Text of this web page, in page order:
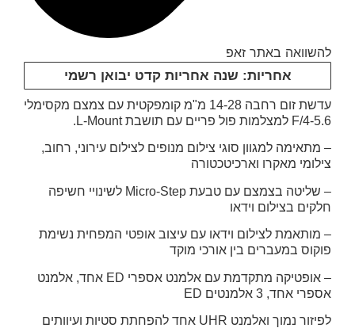
להשוואה באתר זאפ
אחריות: שנה אחריות קדט יבואן רשמי
עדשת זום רחבה 14-28 מ"מ קומפקטית עם צמצם מקסימלי
F/4-5.6 למצלמות פול פריים עם תושבת L-Mount.
– מתאימה למגוון סוגי צילום מנופים לצילום עירוני, רחוב,
צילומי מאקרו וארכיטכטורה
– שליטה בצמצם עם טבעת Micro-Step לשינויי חשיפה
חלקים בצילום וידאו
– מותאמת לצילום וידאו עם עיצוב אופטי המפחית נשימת
פוקוס במעברים בין אורכי מוקד
– אופטיקה מתקדמת עם אלמנט אספרי ED אחד, אלמנט
אספרי אחד, 3 אלמנטים ED
לפיזור נמוך ואלמנט UHR אחד להפחתת סטיות ועיוותים